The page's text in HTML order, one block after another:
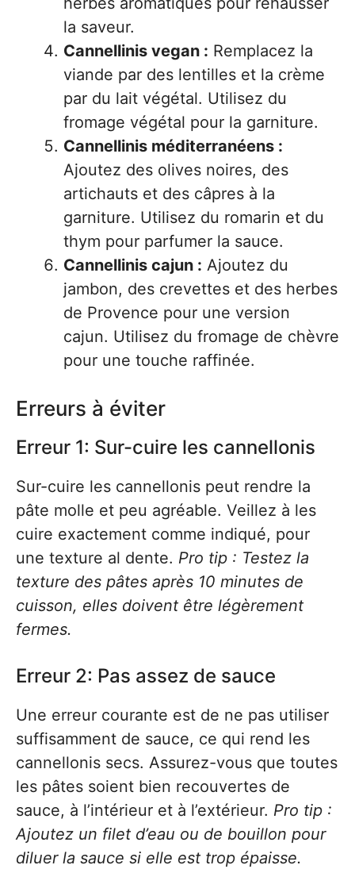
la saveur.
Cannellinis vegan : Remplacez la
viande par des lentilles et la crème
par du lait végétal. Utilisez du
fromage végétal pour la garniture.
Cannellinis méditerranéens :
Ajoutez des olives noires, des
artichauts et des câpres à la
garniture. Utilisez du romarin et du
thym pour parfumer la sauce.
Cannellinis cajun : Ajoutez du
jambon, des crevettes et des herbes
de Provence pour une version
cajun. Utilisez du fromage de chèvre
pour une touche raffinée.
Erreurs à éviter
Erreur 1: Sur-cuire les cannellonis
Sur-cuire les cannellonis peut rendre la
pâte molle et peu agréable. Veillez à les
cuire exactement comme indiqué, pour
une texture al dente. Pro tip : Testez la
texture des pâtes après 10 minutes de
cuisson, elles doivent être légèrement
fermes.
Erreur 2: Pas assez de sauce
Une erreur courante est de ne pas utiliser
suffisamment de sauce, ce qui rend les
cannellonis secs. Assurez-vous que toutes
les pâtes soient bien recouvertes de
sauce, à l’intérieur et à l’extérieur. Pro tip :
Ajoutez un filet d’eau ou de bouillon pour
diluer la sauce si elle est trop épaisse.